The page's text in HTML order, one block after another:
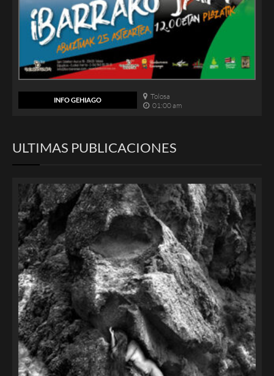
INFO GEHIAGO
Tolosa
01:00 am
ULTIMAS PUBLICACIONES